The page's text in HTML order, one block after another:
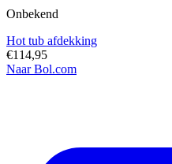
Onbekend
Hot tub afdekking
€114,95
Naar Bol.com